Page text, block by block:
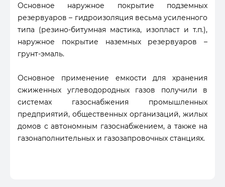
Основное наружное покрытие подземных
резервуаров – гидроизоляция весьма усиленного
типа (резино-битумная мастика, изопласт и т.п.),
наружное покрытие наземных резервуаров –
грунт-эмаль.
Основное применение емкости для хранения
сжиженных углеводородных газов получили в
системах газоснабжения промышленных
предприятий, общественных организаций, жилых
домов с автономным газоснабжением, а также на
газонаполнительных и газозапровочных станциях.